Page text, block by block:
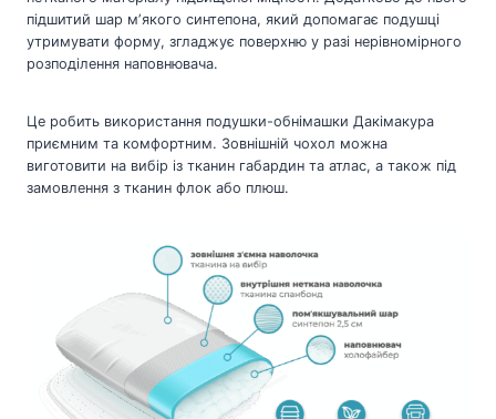
підшитий шар мʼякого синтепона, який допомагає подушці
утримувати форму, згладжує поверхню у разі нерівномірного
розподілення наповнювача.
Це робить використання подушки-обнімашки Дакімакура
приємним та комфортним. Зовнішній чохол можна
виготовити на вибір із тканин габардин та атлас, а також під
замовлення з тканин флок або плюш.